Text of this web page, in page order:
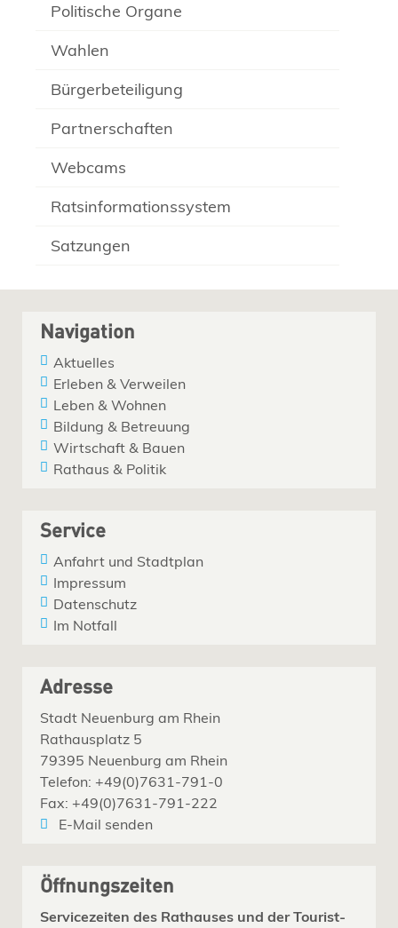
Politische Organe
Wahlen
Bürgerbeteiligung
Partnerschaften
Webcams
Ratsinformationssystem
Satzungen
Navigation
Aktuelles
Erleben & Verweilen
Leben & Wohnen
Bildung & Betreuung
Wirtschaft & Bauen
Rathaus & Politik
Service
Anfahrt und Stadtplan
Impressum
Datenschutz
Im Notfall
Adresse
Stadt Neuenburg am Rhein
Rathausplatz 5
79395 Neuenburg am Rhein
Telefon: +49(0)7631-791-0
Fax: +49(0)7631-791-222
E-Mail senden
Öffnungszeiten
Servicezeiten des Rathauses und der Tourist-